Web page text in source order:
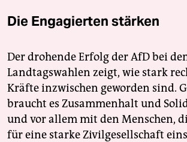
Die Engagierten stärken
Der drohende Erfolg der AfD bei
Landtagswahlen zeigt, wie stark
Kräfte inzwischen geworden sind.
braucht es Zusammenhalt und
und vor allem mit den Menschen,
für eine starke Zivilgesellschaft